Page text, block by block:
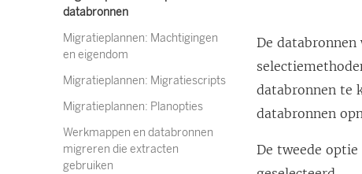
databronnen
Migratieplannen: Machtigingen
en eigendom
Migratieplannen: Migratiescripts
Migratieplannen: Planopties
Werkmappen en databronnen
migreren die extracten
gebruiken
De
databronnen te
databronnen
De tweede